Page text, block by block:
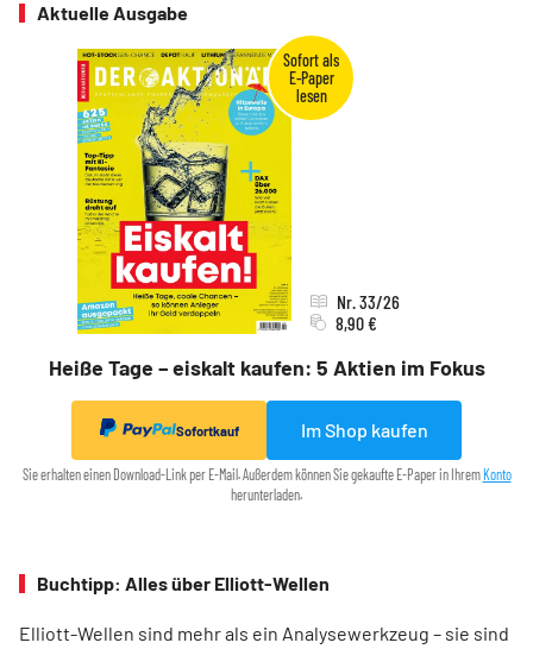
Aktuelle Ausgabe
Heiße Tage – eiskalt kaufen: 5 Aktien im Fokus
Nr. 33/26
8,90 €
Sofortkauf Im Shop kaufen
Sie erhalten einen Download-Link per E-Mail. Außerdem können Sie gekaufte E-Paper in Ihrem Konto
herunterladen.
Buchtipp: Alles über Elliott-Wellen
Elliott-Wellen sind mehr als ein Analysewerkzeug – sie sind